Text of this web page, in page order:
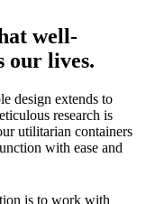
well-
our lives.
design extends to
research is
utilitarian containers
with ease and
is to work with